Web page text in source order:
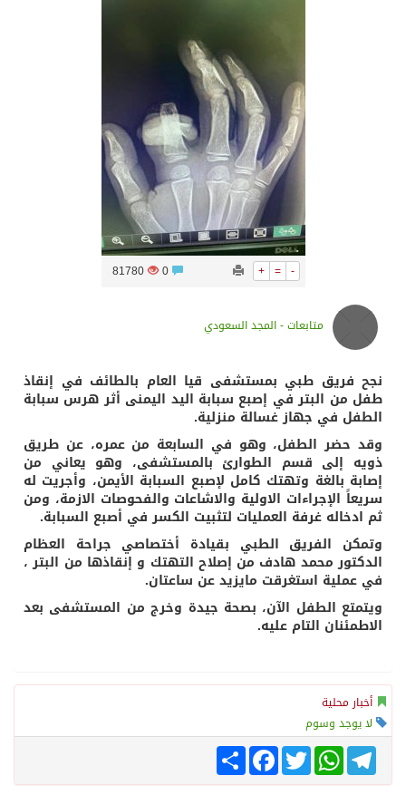
المحكمة العليا غدٍ الخميس هو المكمل لشهر رمضان
+ = -
0
81780
متابعات - المجد السعودي
نجح فريق طبي بمستشفى قيا العام بالطائف في إنقاذ
طفل من البتر في إصبع سبابة اليد اليمنى أثر هرس سبابة
الطفل في جهاز غسالة منزلية.
وقد حضر الطفل، وهو في السابعة من عمره، عن طريق
ذويه إلى قسم الطوارئ بالمستشفى، وهو يعاني من
إصابة بالغة وتهتك كامل لإصبع السبابة الأيمن، وأجريت له
سريعاً الإجراءات الاولية والاشاعات والفحوصات الازمة، ومن
ثم ادخاله غرفة العمليات لتثبيت الكسر في أصبع السبابة.
وتمكن الفريق الطبي بقيادة أختصاصي جراحة العظام
الدكتور محمد هادف من إصلاح التهتك و إنقاذها من البتر ،
في عملية استغرقت مايزيد عن ساعتان.
ويتمتع الطفل الآن، بصحة جيدة وخرج من المستشفى بعد
الاطمئنان التام عليه.
أخبار محلية
لا يوجد وسوم
انشر
FacebookTwitter
WhatsAppTelegram